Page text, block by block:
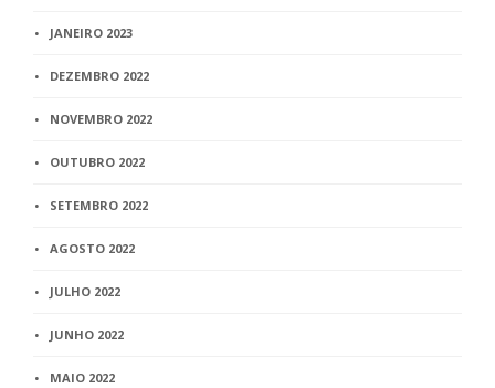
JANEIRO 2023
DEZEMBRO 2022
NOVEMBRO 2022
OUTUBRO 2022
SETEMBRO 2022
AGOSTO 2022
JULHO 2022
JUNHO 2022
MAIO 2022